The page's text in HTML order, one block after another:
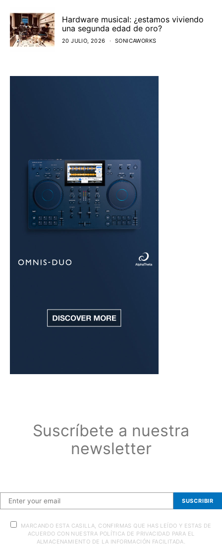
Hardware musical: ¿estamos viviendo
una segunda edad de oro?
20 JULIO, 2026 SONICAWORKS
Suscríbete a nuestra
newsletter
SUSCRIBIR
MARCANDO ESTA CASILLA, CONFIRMAS QUE HAS LEÍDO Y ESTAS DE
ACUERDO CON NUESTRA POLÍTICA DE PRIVACIDAD PARA EL
ALMACENAMIENTO DE LA INFORMACIÓN FACILITADA.